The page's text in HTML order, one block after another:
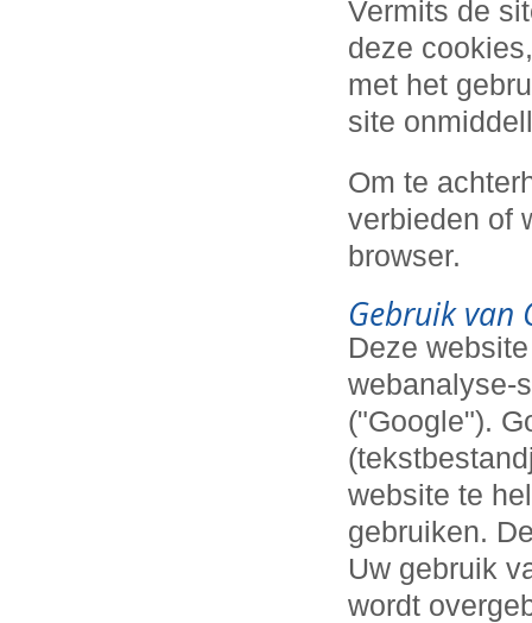
Vermits de
deze
met het
site
Om te
verbieden of
browser.
Gebruik van
Deze
webanalyse-
("Google").
website te
gebruiken.
Uw gebruik
wordt